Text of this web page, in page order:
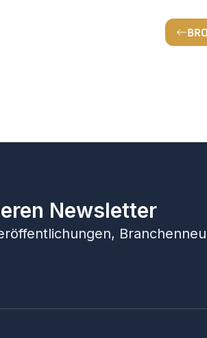
Newsletter